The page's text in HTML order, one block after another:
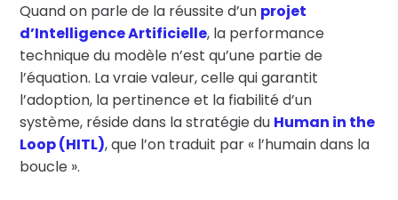
Quand on parle de la réussite d’un projet
d’Intelligence Artificielle, la performance
technique du modèle n’est qu’une partie de
l’équation. La vraie valeur, celle qui garantit
l’adoption, la pertinence et la fiabilité d’un
système, réside dans la stratégie du Human in the
Loop (HITL), que l’on traduit par « l’humain dans la
boucle ».